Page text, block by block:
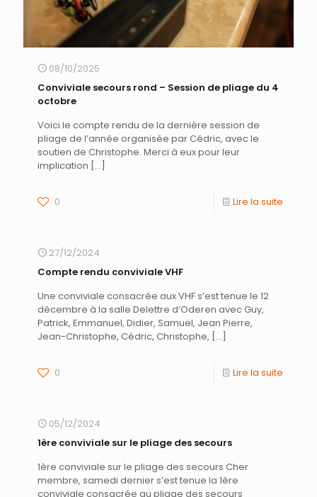
08/10/2025
Conviviale secours rond – Session de pliage du 4
octobre
Voici le compte rendu de la dernière session de
pliage de l’année organisée par Cédric, avec le
soutien de Christophe. Merci à eux pour leur
implication […]
0 Lire la suite
27/12/2024
Compte rendu conviviale VHF
Une conviviale consacrée aux VHF s’est tenue le 12
décembre à la salle Delettre d’Oderen avec Guy,
Patrick, Emmanuel, Didier, Samuel, Jean Pierre,
Jean-Christophe, Cédric, Christophe, […]
0 Lire la suite
05/12/2024
1ère conviviale sur le pliage des secours
1ère conviviale sur le pliage des secours Cher
membre, samedi dernier s’est tenue la 1ère
conviviale consacrée au pliage des secours